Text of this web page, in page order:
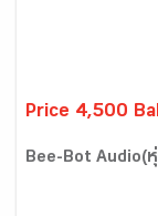
Price 4,500
Bee-Bot Audio(